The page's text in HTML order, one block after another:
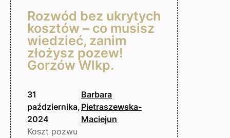
Rozwód bez ukrytych
kosztów – co musisz
wiedzieć, zanim
złożysz pozew!
Gorzów Wlkp.
31
października,
2024
Barbara
Pietraszewska-
Maciejun
Koszt pozwu